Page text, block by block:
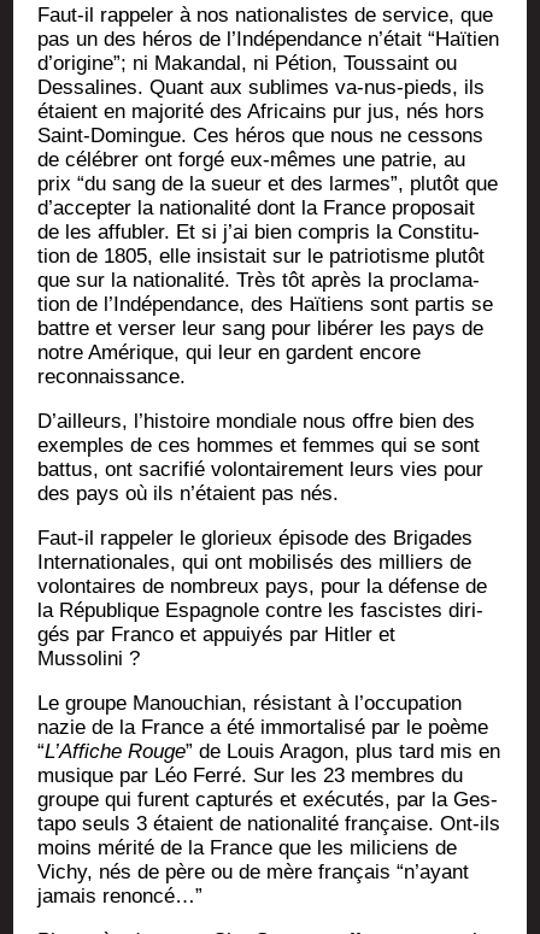
Faut-il rap­pe­ler à nos natio­na­listes de ser­vice, que
pas un des héros de l’In­dé­pen­dance n’é­tait “Haï­tien
d’o­ri­gine”; ni Makan­dal, ni Pétion, Tous­saint ou
Des­sa­lines. Quant aux sublimes va-nus-pieds, ils
étaient en majo­ri­té des Afri­cains pur jus, nés hors
Saint-Domingue. Ces héros que nous ne ces­sons
de célé­brer ont for­gé eux-mêmes une patrie, au
prix “du sang de la sueur et des larmes”, plu­tôt que
d’ac­cep­ter la natio­na­li­té dont la France pro­po­sait
de les affu­bler. Et si j’ai bien com­pris la Consti­tu­
tion de 1805, elle insis­tait sur le patrio­tisme plu­tôt
que sur la natio­na­li­té. Très tôt après la pro­cla­ma­
tion de l’In­dé­pen­dance, des Haï­tiens sont par­tis se
battre et ver­ser leur sang pour libé­rer les pays de
notre Amé­rique, qui leur en gardent encore
reconnaissance.
D’ailleurs, l’his­toire mon­diale nous offre bien des
exemples de ces hommes et femmes qui se sont
bat­tus, ont sacri­fié volon­tai­re­ment leurs vies pour
des pays où ils n’é­taient pas nés.
Faut-il rap­pe­ler le glo­rieux épi­sode des Bri­gades
Inter­na­tio­nales, qui ont mobi­li­sés des mil­liers de
volon­taires de nom­breux pays, pour la défense de
la Répu­blique Espa­gnole contre les fas­cistes diri­
gés par Fran­co et appuiyés par Hit­ler et
Mussolini ?
Le groupe Manou­chian, résis­tant à l’oc­cu­pa­tion
nazie de la France a été immor­ta­li­sé par le poème
“L’Af­fiche Rouge” de Louis Ara­gon, plus tard mis en
musique par Léo Fer­ré. Sur les 23 membres du
groupe qui furent cap­tu­rés et exé­cu­tés, par la Ges­
ta­po seuls 3 étaient de natio­na­li­té fran­çaise. Ont-ils
moins méri­té de la France que les mili­ciens de
Vichy, nés de père ou de mère fran­çais “n’ayant
jamais renoncé…”